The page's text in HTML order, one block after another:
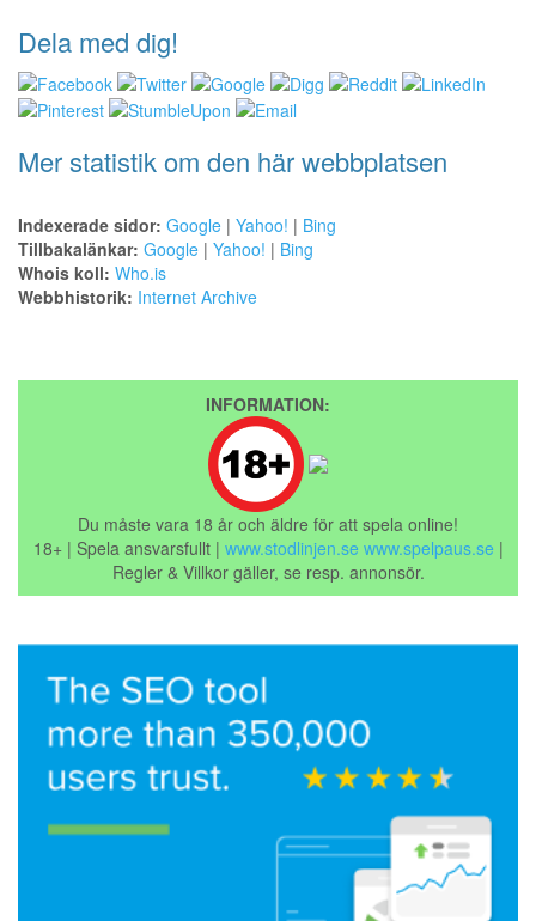
Dela med dig!
Mer statistik om den här webbplatsen
Indexerade sidor: Google | Yahoo! | Bing
Tillbakalänkar: Google | Yahoo! | Bing
Whois koll: Who.is
Webbhistorik: Internet Archive
INFORMATION:
Du måste vara 18 år och äldre för att spela online!
18+ | Spela ansvarsfullt | www.stodlinjen.se www.spelpaus.se |
Regler & Villkor gäller, se resp. annonsör.